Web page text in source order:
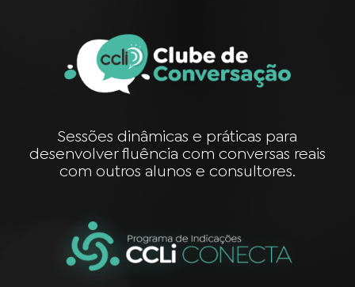
Sessões dinâmicas e práticas para
desenvolver fluência com conversas reais
com outros alunos e consultores.